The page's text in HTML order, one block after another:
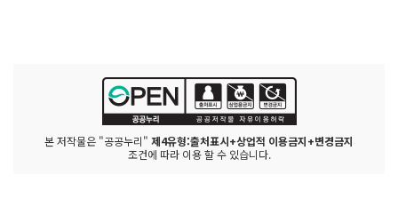
본 저작물은 "공공누리" 제4유형:출처표시+상업적 이용금지+변경금지
조건에 따라 이용 할 수 있습니다.